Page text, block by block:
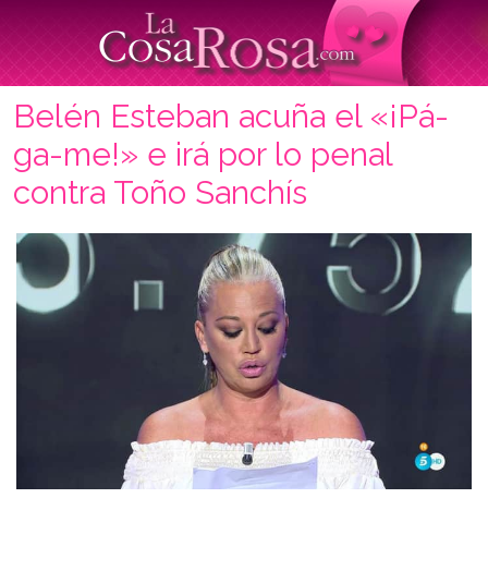
Belén Esteban acuña el «¡Pá-
ga-me!» e irá por lo penal
contra Toño Sanchís